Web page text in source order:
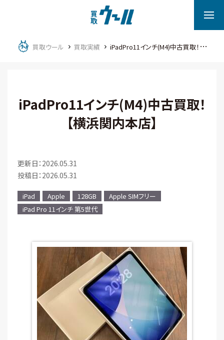
買取ウール 買取実績 iPadPro11インチ(M4)中古買取！【横浜関内本店】
iPadPro11インチ(M4)中古買取！
【横浜関内本店】
更新日：2026.05.31
投稿日：2026.05.31
iPad Apple 128GB
Apple SIMフリー
iPad Pro 11インチ 第5世代